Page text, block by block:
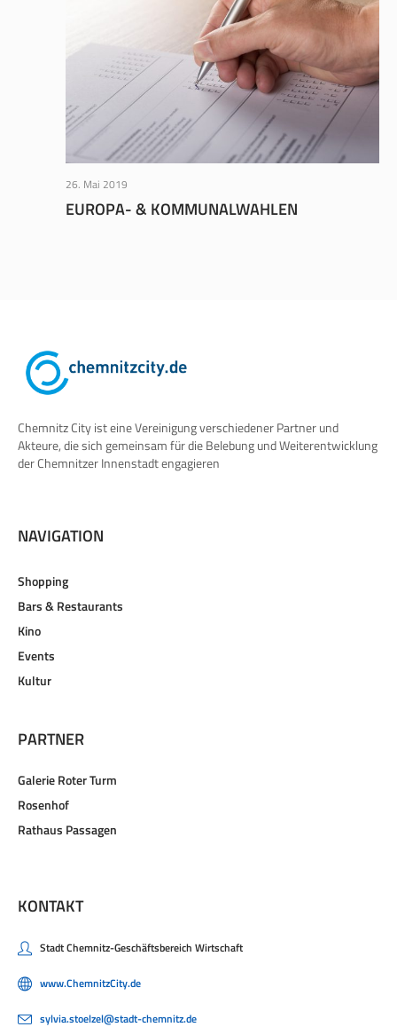
26. Mai 2019
EUROPA- & KOMMUNALWAHLEN
Chemnitz City ist eine Vereinigung verschiedener Partner und
Akteure, die sich gemeinsam für die Belebung und Weiterentwicklung
der Chemnitzer Innenstadt engagieren
NAVIGATION
Shopping
Bars & Restaurants
Kino
Events
Kultur
PARTNER
Galerie Roter Turm
Rosenhof
Rathaus Passagen
KONTAKT
Stadt Chemnitz-Geschäftsbereich Wirtschaft
www.ChemnitzCity.de
sylvia.stoelzel@stadt-chemnitz.de